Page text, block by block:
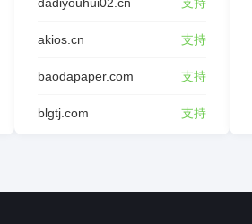
akios.cn 支持
baodapaper.com 支持
blgtj.com 支持